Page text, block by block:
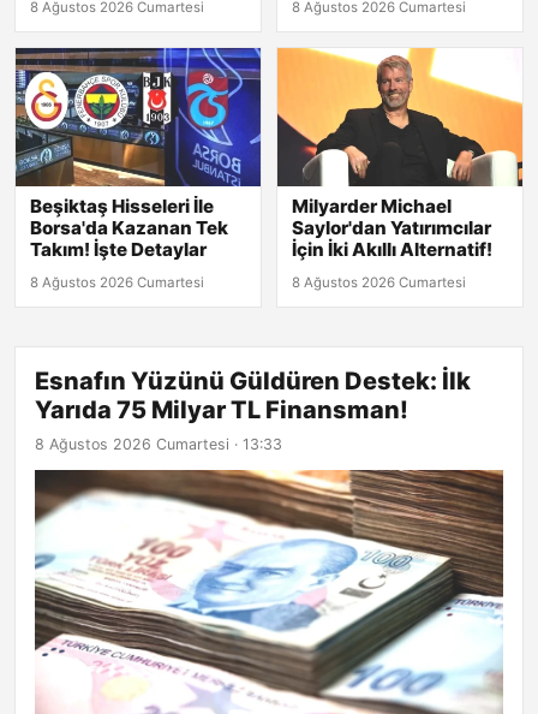
8 Ağustos 2026 Cumartesi 8 Ağustos 2026 Cumartesi
Beşiktaş Hisseleri İle
Borsa'da Kazanan Tek
Takım! İşte Detaylar
8 Ağustos 2026 Cumartesi
Milyarder Michael
Saylor'dan Yatırımcılar
İçin İki Akıllı Alternatif!
8 Ağustos 2026 Cumartesi
Esnafın Yüzünü Güldüren Destek: İlk
Yarıda 75 Milyar TL Finansman!
8 Ağustos 2026 Cumartesi · 13:33